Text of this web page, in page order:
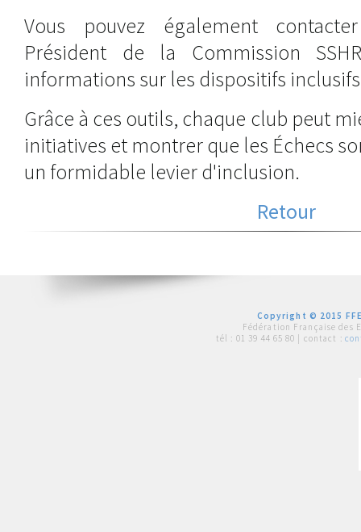
Vous pouvez également
Président de la Commission
informations sur les dispositifs inclusifs
Grâce à ces outils, chaque club peut
initiatives et montrer que les Échecs
un formidable levier d'inclusion.
Retour
Copyright © 2015
Fédération Française des
tél : 01 39 44 65 80 | contact :